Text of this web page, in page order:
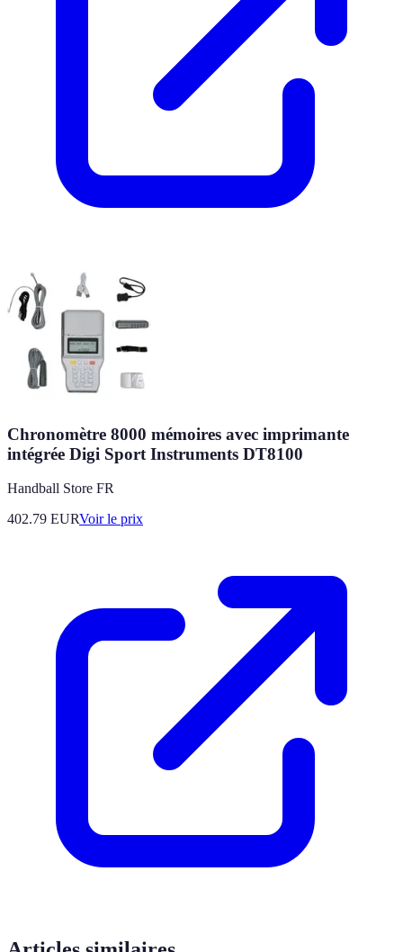
Chronomètre 8000 mémoires avec imprimante
intégrée Digi Sport Instruments DT8100
Handball Store FR
402.79 EURVoir le prix